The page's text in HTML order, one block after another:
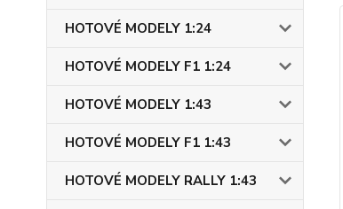
HOTOVÉ MODELY 1:24
HOTOVÉ MODELY F1 1:24
HOTOVÉ MODELY 1:43
HOTOVÉ MODELY F1 1:43
HOTOVÉ MODELY RALLY 1:43